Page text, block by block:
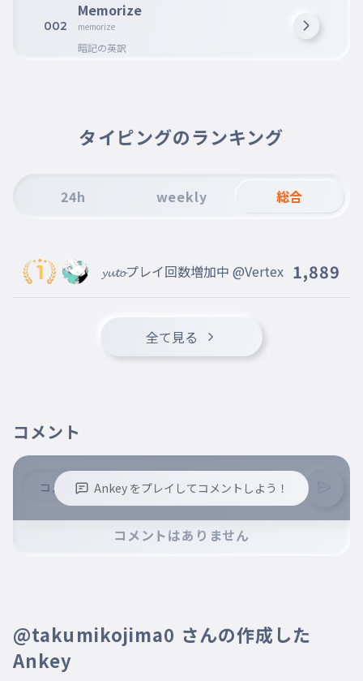
えること。記憶法の一種である。
002
Memorize
memorize
暗記の英訳
タイピングのランキング
24h weekly 総合
𝔂𝓾𝓽𝓸プレイ回数増加中 @Vertex 1,889
全て見る
コメント
Ankey をプレイしてコメントしよう！
※コメントするには、ログインが必要です。
コメントはありません
@takumikojima0 さんの作成した
Ankey